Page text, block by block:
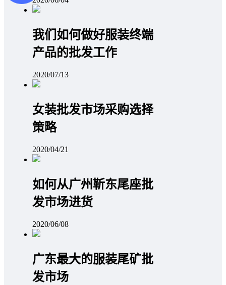
我们如何做好服装终端
产品的批发工作
2020/07/13
女装批发市场采购选择
策略
2020/04/21
如何从广州靳东尾座批
发市场进货
2020/06/08
广东最大的服装尾矿批
发市场